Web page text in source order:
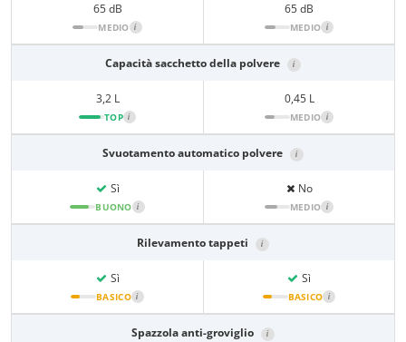
65 dB
MEDIO i
65 dB
MEDIO i
Capacità sacchetto della polvere i
3,2 L
TOP i
0,45 L
MEDIO i
Svuotamento automatico polvere i
Sì
BUONO i
No
MEDIO i
Rilevamento tappeti i
Sì
BASICO i
Sì
BASICO i
Spazzola anti-groviglio i